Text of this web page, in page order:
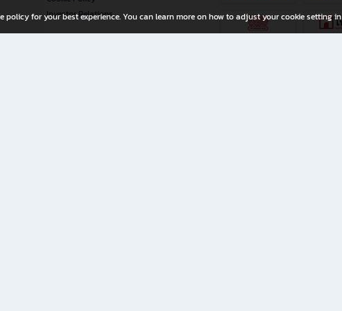
Investor Relations
policy for your best experience. You can learn more on how to adjust your cookie setting in